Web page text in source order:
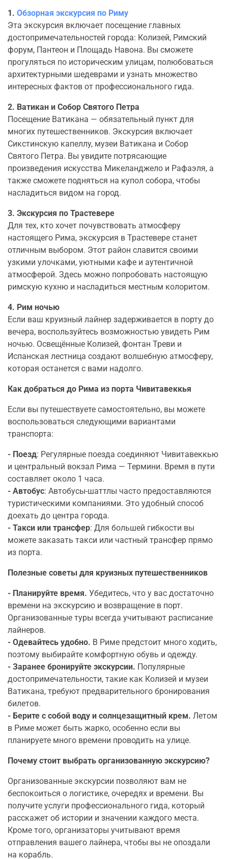
1. Обзорная экскурсия по Риму
Эта экскурсия включает посещение главных
достопримечательностей города: Колизей, Римский
форум, Пантеон и Площадь Навона. Вы сможете
прогуляться по историческим улицам, полюбоваться
архитектурными шедеврами и узнать множество
интересных фактов от профессионального гида.
2. Ватикан и Собор Святого Петра
Посещение Ватикана — обязательный пункт для
многих путешественников. Экскурсия включает
Сикстинскую капеллу, музеи Ватикана и Собор
Святого Петра. Вы увидите потрясающие
произведения искусства Микеланджело и Рафаэля, а
также сможете подняться на купол собора, чтобы
насладиться видом на город.
3. Экскурсия по Трастевере
Для тех, кто хочет почувствовать атмосферу
настоящего Рима, экскурсия в Трастевере станет
отличным выбором. Этот район славится своими
узкими улочками, уютными кафе и аутентичной
атмосферой. Здесь можно попробовать настоящую
римскую кухню и насладиться местным колоритом.
4. Рим ночью
Если ваш круизный лайнер задерживается в порту до
вечера, воспользуйтесь возможностью увидеть Рим
ночью. Освещённые Колизей, фонтан Треви и
Испанская лестница создают волшебную атмосферу,
которая останется с вами надолго.
Как добраться до Рима из порта Чивитавеккья
Если вы путешествуете самостоятельно, вы можете
воспользоваться следующими вариантами
транспорта:
- Поезд: Регулярные поезда соединяют Чивитавеккью
и центральный вокзал Рима — Термини. Время в пути
составляет около 1 часа.
- Автобус: Автобусы-шаттлы часто предоставляются
туристическими компаниями. Это удобный способ
доехать до центра города.
- Такси или трансфер: Для большей гибкости вы
можете заказать такси или частный трансфер прямо
из порта.
Полезные советы для круизных путешественников
- Планируйте время. Убедитесь, что у вас достаточно
времени на экскурсию и возвращение в порт.
Организованные туры всегда учитывают расписание
лайнеров.
- Одевайтесь удобно. В Риме предстоит много ходить,
поэтому выбирайте комфортную обувь и одежду.
- Заранее бронируйте экскурсии. Популярные
достопримечательности, такие как Колизей и музеи
Ватикана, требуют предварительного бронирования
билетов.
- Берите с собой воду и солнцезащитный крем. Летом
в Риме может быть жарко, особенно если вы
планируете много времени проводить на улице.
Почему стоит выбрать организованную экскурсию?
Организованные экскурсии позволяют вам не
беспокоиться о логистике, очередях и времени. Вы
получите услуги профессионального гида, который
расскажет об истории и значении каждого места.
Кроме того, организаторы учитывают время
отправления вашего лайнера, чтобы вы не опоздали
на корабль.